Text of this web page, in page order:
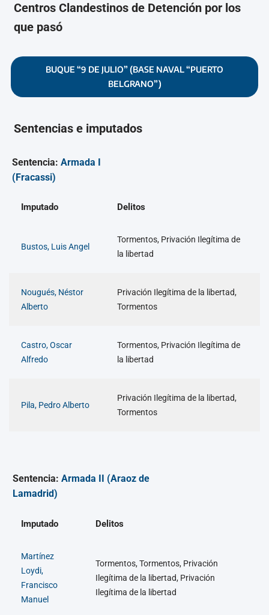
Centros Clandestinos de Detención por los
que pasó
BUQUE “9 DE JULIO” (BASE NAVAL “PUERTO
BELGRANO”)
Sentencias e imputados
Sentencia: Armada I
(Fracassi)
Imputado Delitos
Bustos, Luis Angel
Tormentos, Privación Ilegítima de
la libertad
Nougués, Néstor
Alberto
Privación Ilegítima de la libertad,
Tormentos
Castro, Oscar
Alfredo
Tormentos, Privación Ilegítima de
la libertad
Pila, Pedro Alberto
Privación Ilegítima de la libertad,
Tormentos
Sentencia:Armada II (Araoz de
Lamadrid)
Imputado Delitos
Martínez
Loydi,
Francisco
Manuel
Tormentos, Tormentos, Privación
Ilegítima de la libertad, Privación
Ilegítima de la libertad